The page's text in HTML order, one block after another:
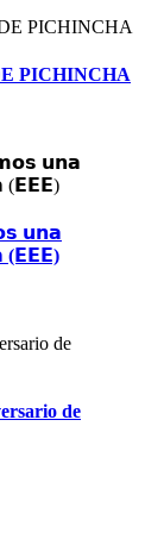
PICHINCHA
𝘂𝗻𝗮
(𝗘𝗘𝗘)
de